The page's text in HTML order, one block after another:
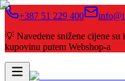
+387 51 229 400
💡 Navedene snižene cijene
kupovinu putem Webshop-a